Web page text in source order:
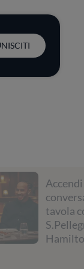
menu